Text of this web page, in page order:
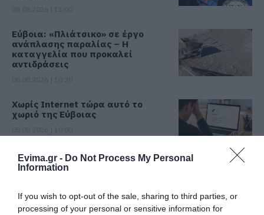
Evima.gr - Do Not Process My Personal
Information
If you wish to opt-out of the sale, sharing to third parties, or
processing of your personal or sensitive information for
Εύβοια: «Πλιάτσικο» σε έργο
ανάπλασης παραλίας – Η
καταγγελία που προκαλεί
αντιδράσεις
Χωρίς Internet τώρα αυτό το
χωριό της Εύβοιας
Εύβοια: Διακοπή ρεύματος αύριο
08.08.2026 | 09:40